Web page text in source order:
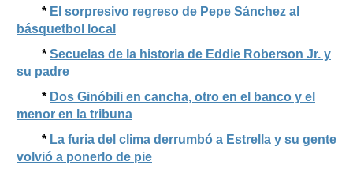
* El sorpresivo regreso de Pepe Sánchez al
básquetbol local
* Secuelas de la historia de Eddie Roberson Jr. y
su padre
* Dos Ginóbili en cancha, otro en el banco y el
menor en la tribuna
* La furia del clima derrumbó a Estrella y su gente
volvió a ponerlo de pie